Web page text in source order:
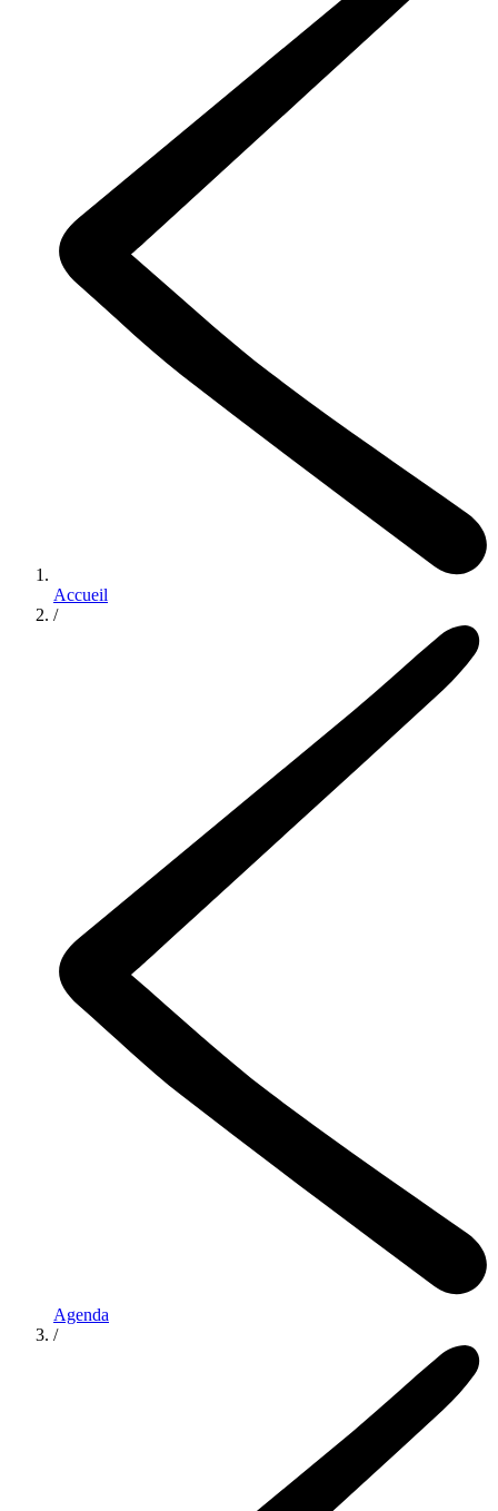
Accueil
/
Agenda
/